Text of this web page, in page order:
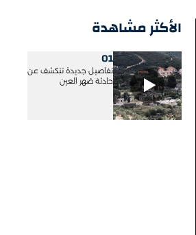
الأكثر مشاهدة
01
تفاصيل جديدة تتكشف عن
حادثة ضهر العين